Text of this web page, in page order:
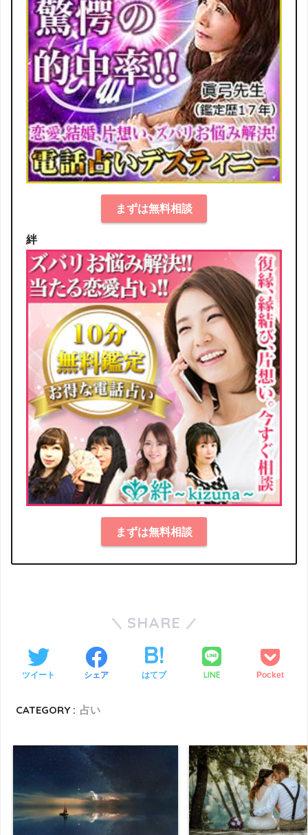
まずは無料相談
絆
まずは無料相談
SHARE
ツイート シェア はてブ LINE Pocket
CATEGORY : 占い